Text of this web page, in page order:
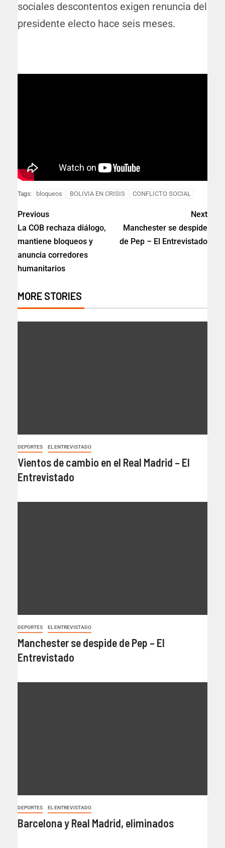
sociales descontentos exigen renuncia del
presidente electo hace seis meses.
Tags: bloqueos BOLIVIA EN CRISIS CONFLICTO SOCIAL
Previous
La COB rechaza diálogo,
mantiene bloqueos y
anuncia corredores
humanitarios
Next
Manchester se despide
de Pep – El Entrevistado
MORE STORIES
DEPORTES EL ENTREVISTADO
Vientos de cambio en el Real Madrid – El
Entrevistado
DEPORTES EL ENTREVISTADO
Manchester se despide de Pep – El
Entrevistado
DEPORTES EL ENTREVISTADO
Barcelona y Real Madrid, eliminados